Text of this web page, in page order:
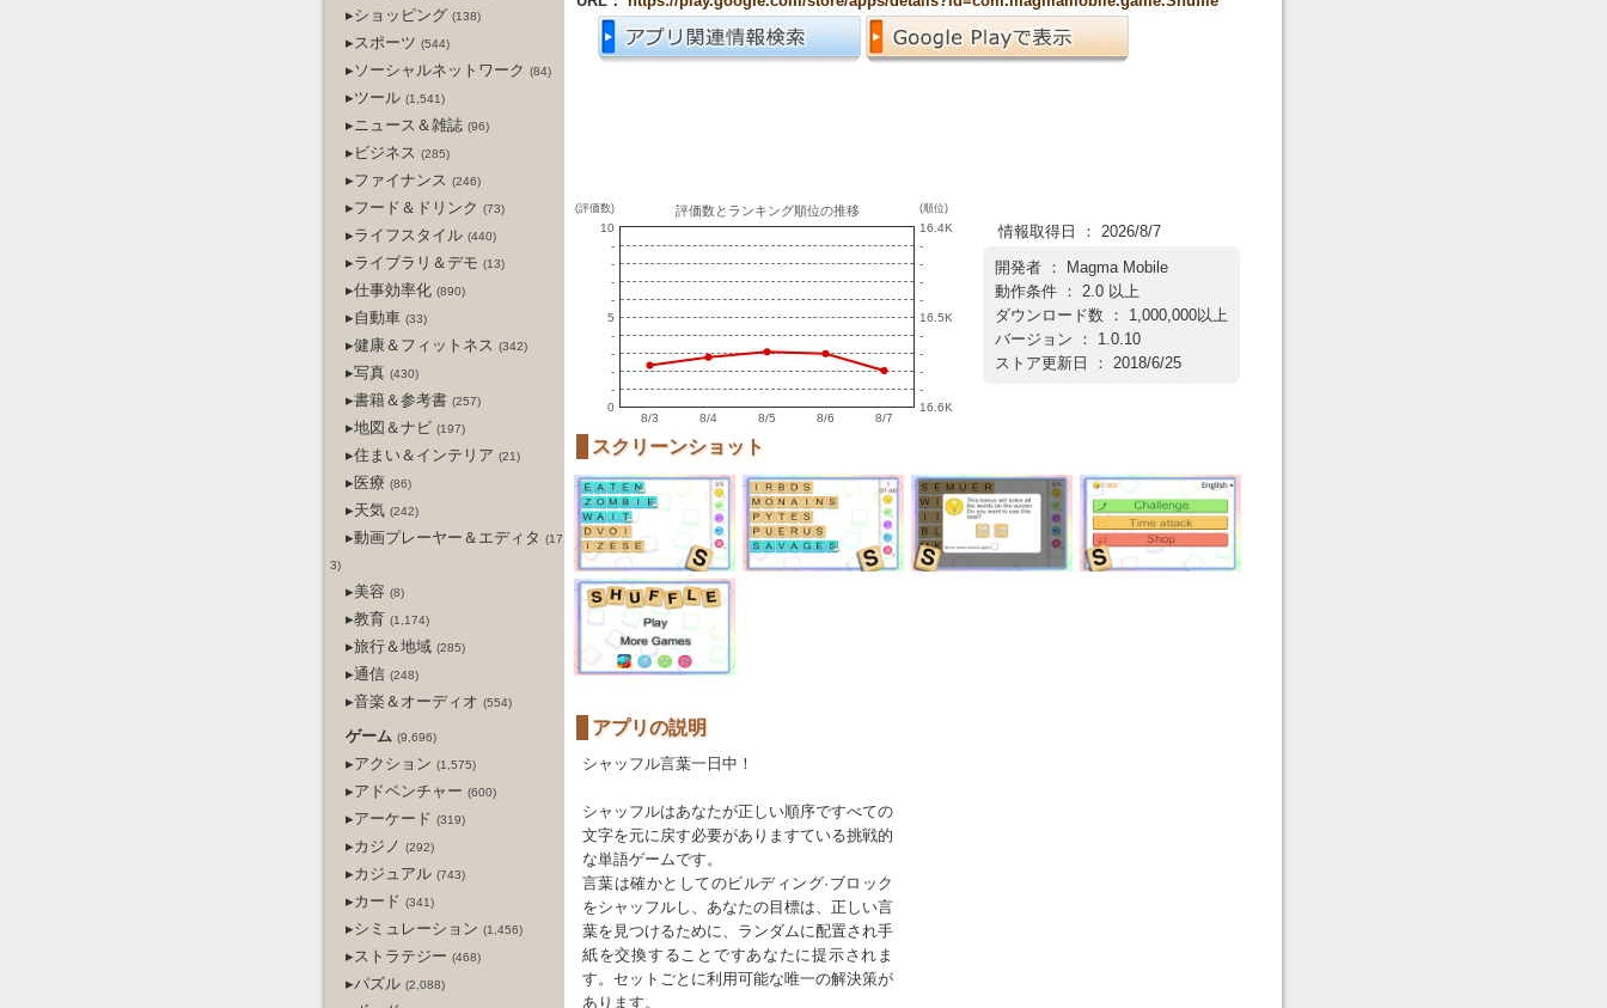
▸ショッピング (138)
▸スポーツ (544)
▸ソーシャルネットワーク (84)
▸ツール (1,541)
▸ニュース＆雑誌 (96)
▸ビジネス (285)
▸ファイナンス (246)
▸フード＆ドリンク (73)
▸ライフスタイル (440)
▸ライブラリ＆デモ (13)
▸仕事効率化 (890)
▸自動車 (33)
▸健康＆フィットネス (342)
▸写真 (430)
▸書籍＆参考書 (257)
▸地図＆ナビ (197)
▸住まい＆インテリア (21)
▸医療 (86)
▸天気 (242)
▸動画プレーヤー＆エディタ (17
3)
▸美容 (8)
▸教育 (1,174)
▸旅行＆地域 (285)
▸通信 (248)
▸音楽＆オーディオ (554)
ゲーム (9,696)
▸アクション (1,575)
▸アドベンチャー (600)
▸アーケード (319)
▸カジノ (292)
▸カジュアル (743)
▸カード (341)
▸シミュレーション (1,456)
▸ストラテジー (468)
▸パズル (2,088)
(評価数)
10
-
-
-
-
5
-
-
-
-
0
評価数とランキング順位の推移
8/3 8/4 8/5 8/6 8/7
(順位)
16.4K
-
-
-
-
16.5K
-
-
-
-
16.6K
情報取得日 ： 2026/8/7
開発者 ：
Magma Mobile
動作条件 ： 2.0 以上
ダウンロード数 ： 1,000,000以上
バージョン ： 1.0.10
ストア更新日 ： 2018/6/25
スクリーンショット
アプリの説明
シャッフル言葉一日中！
シャッフルはあなたが正しい順序ですべての
文字を元に戻す必要がありますている挑戦的
な単語ゲームです。
言葉は確かとしてのビルディング·ブロック
をシャッフルし、あなたの目標は、正しい言
葉を見つけるために、ランダムに配置され手
紙を交換することですあなたに提示されま
す。セットごとに利用可能な唯一の解​​決策が
あります。